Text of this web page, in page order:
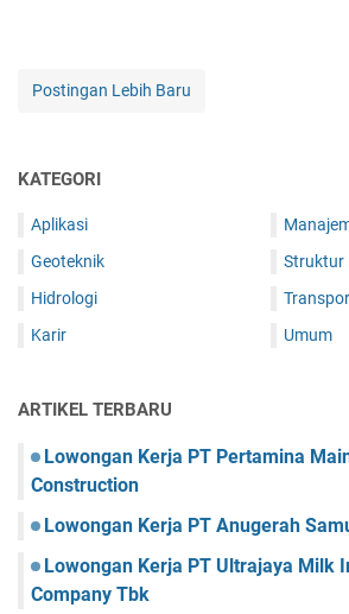
Postingan Lebih Baru
KATEGORI
Aplikasi
Geoteknik
Hidrologi
Karir
Struktur
Umum
ARTIKEL TERBARU
Lowongan Kerja PT Pertamina
Construction
Lowongan Kerja PT Anugerah
Lowongan Kerja PT Ultrajaya Milk
Company Tbk